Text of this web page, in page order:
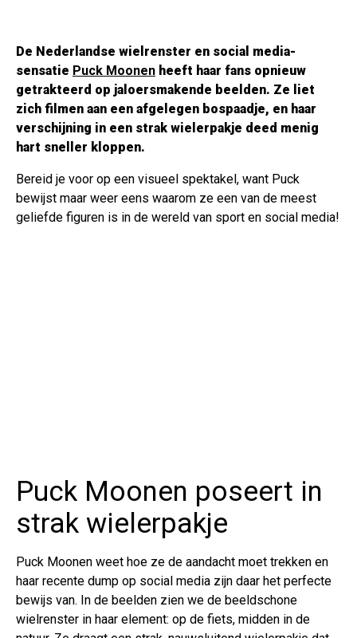
De Nederlandse wielrenster en social media-
sensatie Puck Moonen heeft haar fans opnieuw
getrakteerd op jaloersmakende beelden. Ze liet
zich filmen aan een afgelegen bospaadje, en haar
verschijning in een strak wielerpakje deed menig
hart sneller kloppen.
Bereid je voor op een visueel spektakel, want Puck
bewijst maar weer eens waarom ze een van de meest
geliefde figuren is in de wereld van sport en social media!
Puck Moonen poseert in
strak wielerpakje
Puck Moonen weet hoe ze de aandacht moet trekken en
haar recente dump op social media zijn daar het perfecte
bewijs van. In de beelden zien we de beeldschone
wielrenster in haar element: op de fiets, midden in de